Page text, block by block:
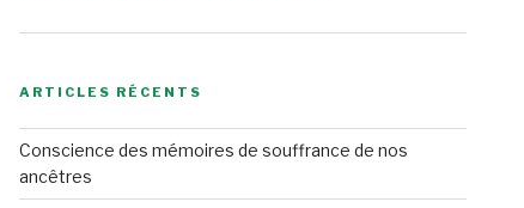
ARTICLES RÉCENTS
Conscience des mémoires de souffrance de nos
ancêtres